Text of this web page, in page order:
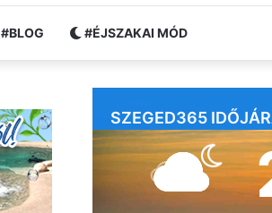
#BLOG #ÉJSZAKAI MÓD
SZEGED365